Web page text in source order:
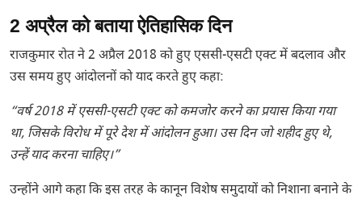
2 अप्रैल को बताया ऐतिहासिक दिन
राजकुमार रोत ने 2 अप्रैल 2018 को हुए एससी-एसटी एक्ट में बदलाव और
उस समय हुए आंदोलनों को याद करते हुए कहा:
“वर्ष 2018 में एससी-एसटी एक्ट को कमजोर करने का प्रयास किया गया
था, जिसके विरोध में पूरे देश में आंदोलन हुआ। उस दिन जो शहीद हुए थे,
उन्हें याद करना चाहिए।”
उन्होंने आगे कहा कि इस तरह के कानून विशेष समुदायों को निशाना बनाने के